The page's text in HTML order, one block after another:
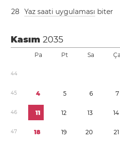
28 Yaz saati uygulaması biter
Kasım2035
Pa Pt Sa Ça
44
45 4 5 6 7
46 11 12 13 14
47 18 19 20 21